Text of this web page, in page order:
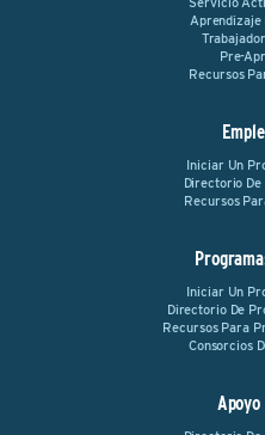
Aprendizaje
Pre-
Recursos
Iniciar Un
Directorio
Recursos
Iniciar Un
Directorio De
Recursos Para
Consorcios